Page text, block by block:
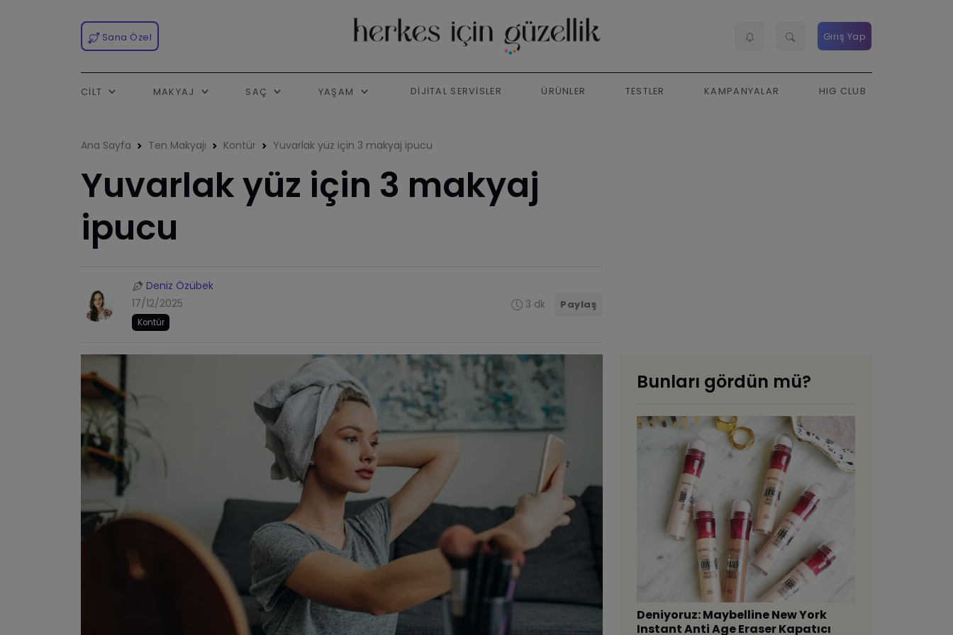
Sana Özel Giriş Yap
CILT MAKYAJ SAÇ YAŞAM DIJITAL SERVISLER ÜRÜNLER TESTLER KAMPANYALAR HIG CLUB
Ana Sayfa Ten Makyajı Kontür Yuvarlak yüz için 3 makyaj ipucu
Yuvarlak yüz için 3 makyaj
ipucu
Deniz Özübek
17/12/2025
Kontür
3 dk Paylaş
Bunları gördün mü?
Deniyoruz: Maybelline New York
Instant Anti Age Eraser Kapatıcı